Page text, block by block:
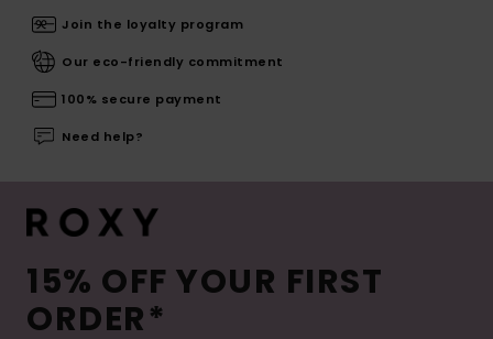
Join the loyalty program
Our eco-friendly commitment
100% secure payment
Need help?
15% OFF YOUR FIRST
ORDER*